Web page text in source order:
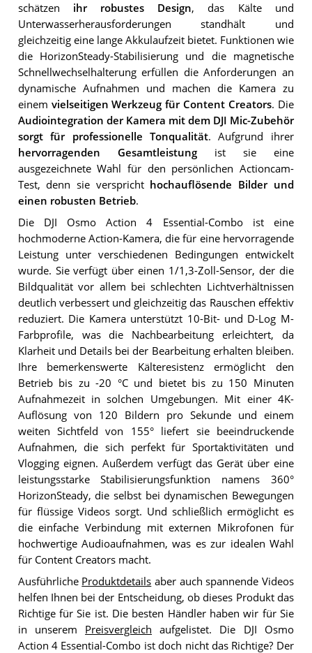
schätzen ihr robustes Design, das Kälte und
Unterwasserherausforderungen standhält und
gleichzeitig eine lange Akkulaufzeit bietet. Funktionen wie
die HorizonSteady-Stabilisierung und die magnetische
Schnellwechselhalterung erfüllen die Anforderungen an
dynamische Aufnahmen und machen die Kamera zu
einem vielseitigen Werkzeug für Content Creators. Die
Audiointegration der Kamera mit dem DJI Mic-Zubehör
sorgt für professionelle Tonqualität. Aufgrund ihrer
hervorragenden Gesamtleistungist sie eine
ausgezeichnete Wahl für den persönlichen Actioncam-
Test, denn sie verspricht hochauflösende Bilder und
einen robusten Betrieb.
Die DJI Osmo Action 4 Essential-Combo ist eine
hochmoderne Action-Kamera, die für eine hervorragende
Leistung unter verschiedenen Bedingungen entwickelt
wurde. Sie verfügt über einen 1/1,3-Zoll-Sensor, der die
Bildqualität vor allem bei schlechten Lichtverhältnissen
deutlich verbessert und gleichzeitig das Rauschen effektiv
reduziert. Die Kamera unterstützt 10-Bit- und D-Log M-
Farbprofile, was die Nachbearbeitung erleichtert, da
Klarheit und Details bei der Bearbeitung erhalten bleiben.
Ihre bemerkenswerte Kälteresistenz ermöglicht den
Betrieb bis zu -20 °C und bietet bis zu 150 Minuten
Aufnahmezeit in solchen Umgebungen. Mit einer 4K-
Auflösung von 120 Bildern pro Sekunde und einem
weiten Sichtfeld von 155° liefert sie beeindruckende
Aufnahmen, die sich perfekt für Sportaktivitäten und
Vlogging eignen. Außerdem verfügt das Gerät über eine
leistungsstarke Stabilisierungsfunktion namens 360°
HorizonSteady, die selbst bei dynamischen Bewegungen
für flüssige Videos sorgt. Und schließlich ermöglicht es
die einfache Verbindung mit externen Mikrofonen für
hochwertige Audioaufnahmen, was es zur idealen Wahl
für Content Creators macht.
Ausführliche Produktdetails aber auch spannende Videos
helfen Ihnen bei der Entscheidung, ob dieses Produkt das
Richtige für Sie ist. Die besten Händler haben wir für Sie
in unserem Preisvergleich aufgelistet. Die DJI Osmo
Action 4 Essential-Combo ist doch nicht das Richtige? Der